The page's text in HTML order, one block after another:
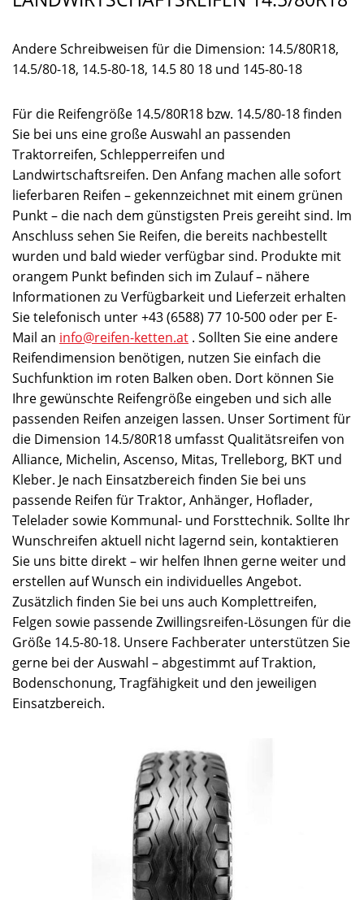
Andere Schreibweisen für die Dimension: 14.5/80R18,
14.5/80-18, 14.5-80-18, 14.5 80 18 und 145-80-18
Für die Reifengröße 14.5/80R18 bzw. 14.5/80-18 finden
Sie bei uns eine große Auswahl an passenden
Traktorreifen, Schlepperreifen und
Landwirtschaftsreifen. Den Anfang machen alle sofort
lieferbaren Reifen – gekennzeichnet mit einem grünen
Punkt – die nach dem günstigsten Preis gereiht sind. Im
Anschluss sehen Sie Reifen, die bereits nachbestellt
wurden und bald wieder verfügbar sind. Produkte mit
orangem Punkt befinden sich im Zulauf – nähere
Informationen zu Verfügbarkeit und Lieferzeit erhalten
Sie telefonisch unter +43 (6588) 77 10-500 oder per E-
Mail an info@reifen-ketten.at . Sollten Sie eine andere
Reifendimension benötigen, nutzen Sie einfach die
Suchfunktion im roten Balken oben. Dort können Sie
Ihre gewünschte Reifengröße eingeben und sich alle
passenden Reifen anzeigen lassen. Unser Sortiment für
die Dimension 14.5/80R18 umfasst Qualitätsreifen von
Alliance, Michelin, Ascenso, Mitas, Trelleborg, BKT und
Kleber. Je nach Einsatzbereich finden Sie bei uns
passende Reifen für Traktor, Anhänger, Hoflader,
Telelader sowie Kommunal- und Forsttechnik. Sollte Ihr
Wunschreifen aktuell nicht lagernd sein, kontaktieren
Sie uns bitte direkt – wir helfen Ihnen gerne weiter und
erstellen auf Wunsch ein individuelles Angebot.
Zusätzlich finden Sie bei uns auch Komplettreifen,
Felgen sowie passende Zwillingsreifen-Lösungen für die
Größe 14.5-80-18. Unsere Fachberater unterstützen Sie
gerne bei der Auswahl – abgestimmt auf Traktion,
Bodenschonung, Tragfähigkeit und den jeweiligen
Einsatzbereich.